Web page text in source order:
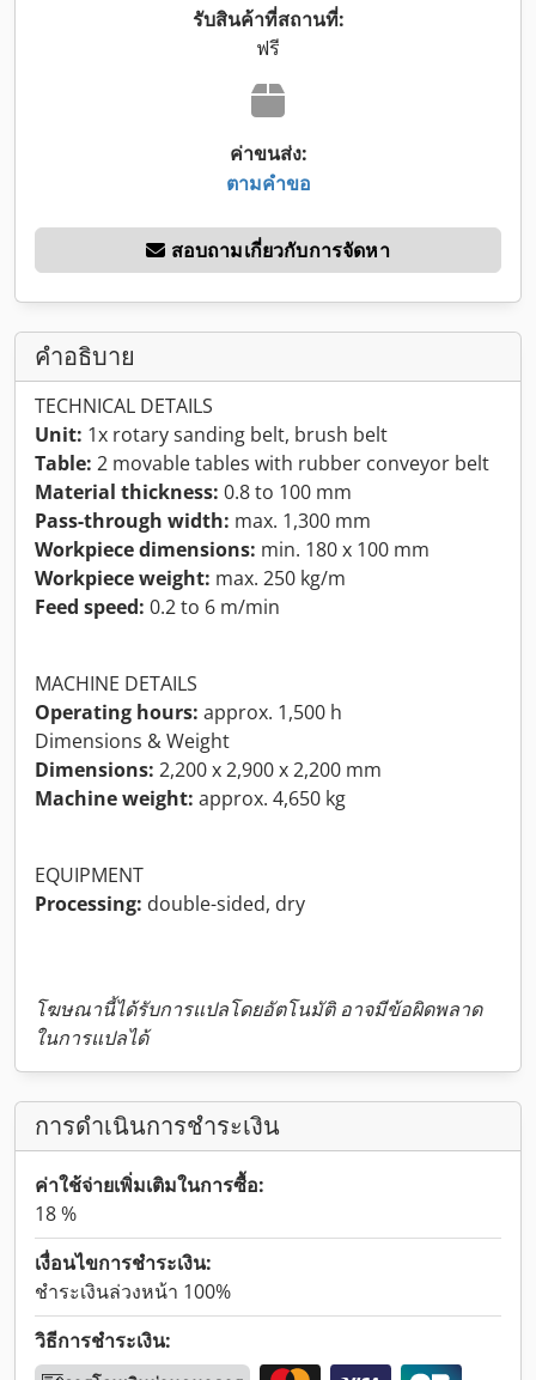
รับสินค้าที่สถานที่:
ฟรี
ค่าขนส่ง:
ตามคำขอ
สอบถามเกี่ยวกับการจัดหา
คำอธิบาย
TECHNICAL DETAILS
Unit: 1x rotary sanding belt, brush belt
Table: 2 movable tables with rubber conveyor belt
Material thickness: 0.8 to 100 mm
Pass-through width: max. 1,300 mm
Workpiece dimensions: min. 180 x 100 mm
Workpiece weight: max. 250 kg/m
Feed speed: 0.2 to 6 m/min
MACHINE DETAILS
Operating hours: approx. 1,500 h
Dimensions & Weight
Dimensions: 2,200 x 2,900 x 2,200 mm
Machine weight: approx. 4,650 kg
EQUIPMENT
Processing: double-sided, dry
โฆษณานี้ได้รับการแปลโดยอัตโนมัติ อาจมีข้อผิดพลาด
ในการแปลได้
การดำเนินการชำระเงิน
ค่าใช้จ่ายเพิ่มเติมในการซื้อ:
18 %
เงื่อนไขการชำระเงิน:
ชำระเงินล่วงหน้า 100%
วิธีการชำระเงิน: